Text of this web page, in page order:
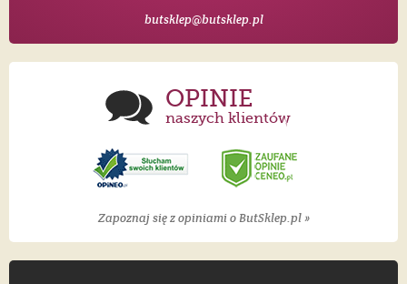
butsklep@butsklep.pl
OPINIE
naszych klientów
Zapoznaj się z opiniami o ButSklep.pl »